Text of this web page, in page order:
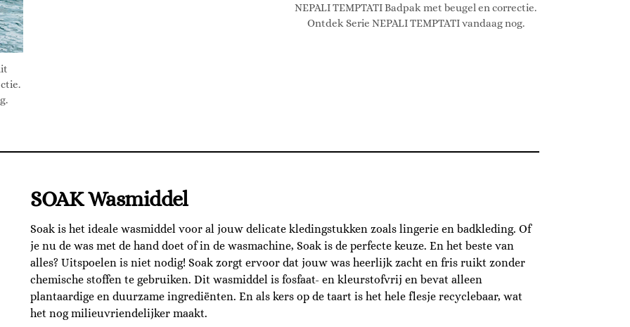
NEPALI TEMPTATI Badpak met beugel en correctie.
Ontdek Serie NEPALI TEMPTATI vandaag nog.
SOAK Wasmiddel
Soak is het ideale wasmiddel voor al jouw delicate kledingstukken zoals lingerie en badkleding. Of
je nu de was met de hand doet of in de wasmachine, Soak is de perfecte keuze. En het beste van
alles? Uitspoelen is niet nodig! Soak zorgt ervoor dat jouw was heerlijk zacht en fris ruikt zonder
chemische stoffen te gebruiken. Dit wasmiddel is fosfaat- en kleurstofvrij en bevat alleen
plantaardige en duurzame ingrediënten. En als kers op de taart is het hele flesje recyclebaar, wat
het nog milieuvriendelijker maakt.